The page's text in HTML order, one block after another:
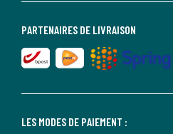
LES MODES DE PAIEMENT :
PARTENAIRES DE LIVRAISON